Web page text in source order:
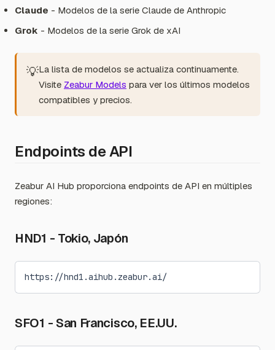
Claude - Modelos de la serie Claude de Anthropic
Grok - Modelos de la serie Grok de xAI
💡La lista de modelos se actualiza continuamente.
Visite Zeabur Models para ver los últimos modelos
compatibles y precios.
Endpoints de API
Zeabur AI Hub proporciona endpoints de API en múltiples
regiones:
HND1 - Tokio, Japón
https://hnd1.aihub.zeabur.ai/
SFO1 - San Francisco, EE.UU.